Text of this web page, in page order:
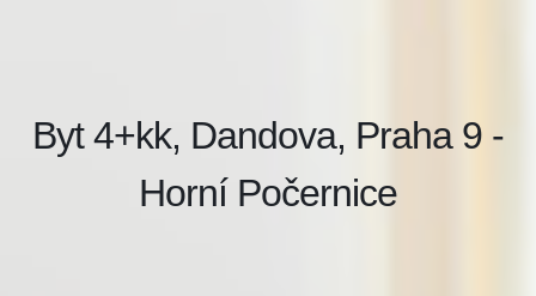
Byt 4+kk, Dandova, Praha 9 -
Horní Počernice